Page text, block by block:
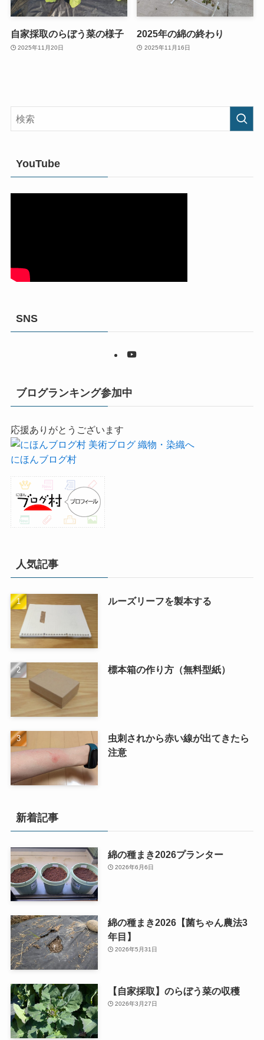
自家採取のらぼう菜の様子
2025年11月20日
2025年の綿の終わり
2025年11月16日
YouTube
SNS
ブログランキング参加中
応援ありがとうございます
にほんブログ村
人気記事
ルーズリーフを製本する
標本箱の作り方（無料型紙）
虫刺されから赤い線が出てきたら
注意
新着記事
綿の種まき2026プランター
2026年6月6日
綿の種まき2026【菌ちゃん農法3
年目】
2026年5月31日
【自家採取】のらぼう菜の収穫
2026年3月27日